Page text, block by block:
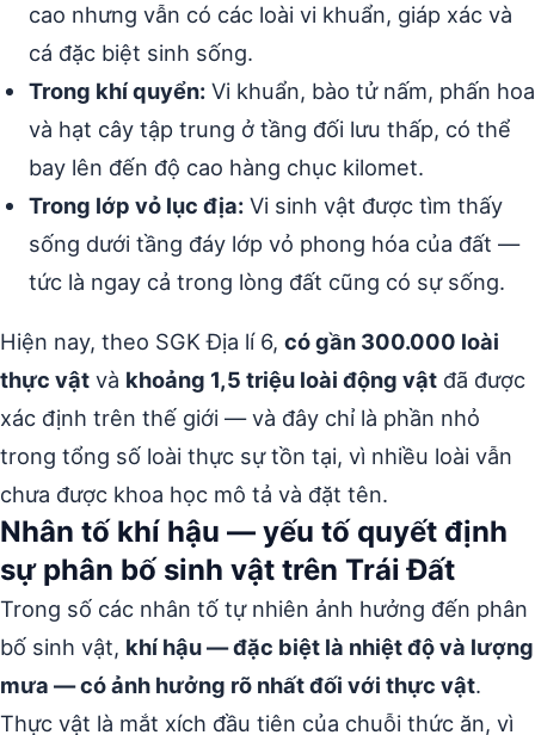
cao nhưng vẫn có các loài vi khuẩn, giáp xác và
cá đặc biệt sinh sống.
Trong khí quyển: Vi khuẩn, bào tử nấm, phấn hoa
và hạt cây tập trung ở tầng đối lưu thấp, có thể
bay lên đến độ cao hàng chục kilomet.
Trong lớp vỏ lục địa: Vi sinh vật được tìm thấy
sống dưới tầng đáy lớp vỏ phong hóa của đất —
tức là ngay cả trong lòng đất cũng có sự sống.
Hiện nay, theo SGK Địa lí 6, có gần 300.000 loài
thực vật và khoảng 1,5 triệu loài động vật đã được
xác định trên thế giới — và đây chỉ là phần nhỏ
trong tổng số loài thực sự tồn tại, vì nhiều loài vẫn
chưa được khoa học mô tả và đặt tên.
Nhân tố khí hậu — yếu tố quyết định
sự phân bố sinh vật trên Trái Đất
Trong số các nhân tố tự nhiên ảnh hưởng đến phân
bố sinh vật, khí hậu — đặc biệt là nhiệt độ và lượng
mưa — có ảnh hưởng rõ nhất đối với thực vật.
Thực vật là mắt xích đầu tiên của chuỗi thức ăn, vì